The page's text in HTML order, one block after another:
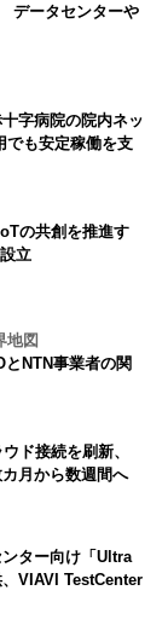
データセンターや
字病院の院内ネッ
でも安定稼働を支
の共創を推進す
立
地図
NTN事業者の関
ド接続を刷新、
月から数週間へ
ター向け「Ultra
VIAVI TestCenter